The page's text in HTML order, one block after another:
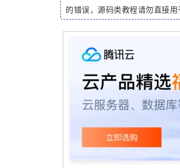
的错误，源码类教程请勿直接用